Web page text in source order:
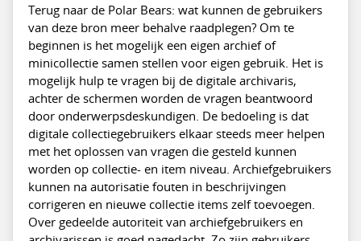
Terug naar de Polar Bears: wat kunnen de gebruikers
van deze bron meer behalve raadplegen? Om te
beginnen is het mogelijk een eigen archief of
minicollectie samen stellen voor eigen gebruik. Het is
mogelijk hulp te vragen bij de digitale archivaris,
achter de schermen worden de vragen beantwoord
door onderwerpsdeskundigen. De bedoeling is dat
digitale collectiegebruikers elkaar steeds meer helpen
met het oplossen van vragen die gesteld kunnen
worden op collectie- en item niveau. Archiefgebruikers
kunnen na autorisatie fouten in beschrijvingen
corrigeren en nieuwe collectie items zelf toevoegen.
Over gedeelde autoriteit van archiefgebruikers en